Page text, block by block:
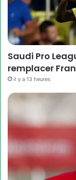
Saudi Pro
remplacer
il y a 13 heures